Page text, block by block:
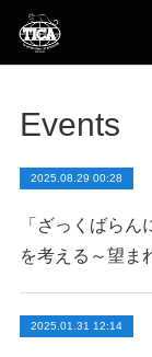
Events
2025.08.29 00:28
「ざっくばら
を考える～望ま
2025.01.31 12:14